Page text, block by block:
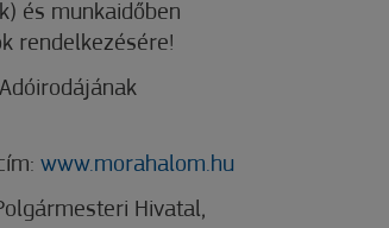
és munkaidőben
rendelkezésére!
www.morahalom.hu
Hivatal,